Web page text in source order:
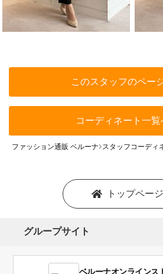
このスタッフのペー
コーディネート一覧
ファッション通販 ベルーナ スタッフコーディ
トップペー
グループサイト
ベルーナオンラインス